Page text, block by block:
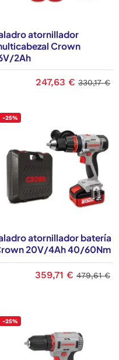
máxima, nuestro
asesorarte. Compra
detrás de tu pedido
industrial.
atornillador
Crown
2Ah
247,63 € 330,17 €
-25%
atornillador batería
20V/4Ah 40/60Nm
359,71 € 479,61 €
-25%